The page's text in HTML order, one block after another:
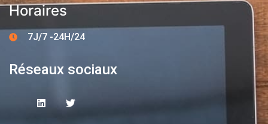
Horaires
7J/7 -24H/24
Réseaux sociaux